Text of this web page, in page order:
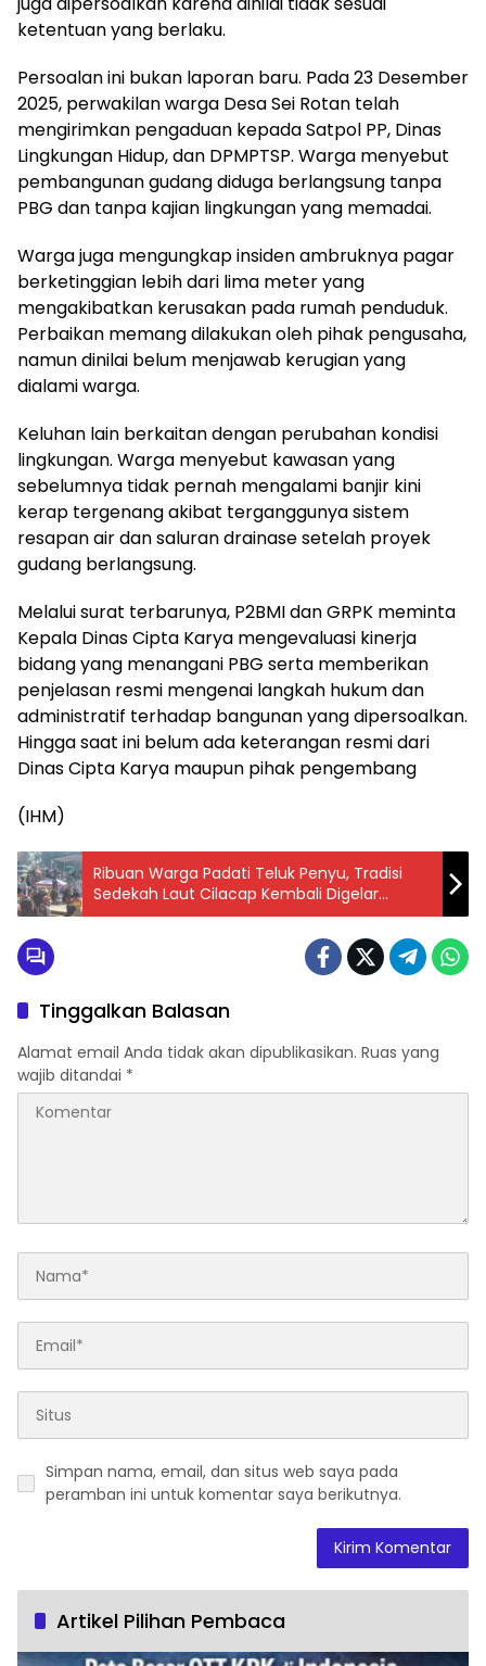
ketentuan yang berlaku.
Persoalan ini bukan laporan baru. Pada 23 Desember
2025, perwakilan warga Desa Sei Rotan telah
mengirimkan pengaduan kepada Satpol PP, Dinas
Lingkungan Hidup, dan DPMPTSP. Warga menyebut
pembangunan gudang diduga berlangsung tanpa
PBG dan tanpa kajian lingkungan yang memadai.
Warga juga mengungkap insiden ambruknya pagar
berketinggian lebih dari lima meter yang
mengakibatkan kerusakan pada rumah penduduk.
Perbaikan memang dilakukan oleh pihak pengusaha,
namun dinilai belum menjawab kerugian yang
dialami warga.
Keluhan lain berkaitan dengan perubahan kondisi
lingkungan. Warga menyebut kawasan yang
sebelumnya tidak pernah mengalami banjir kini
kerap tergenang akibat terganggunya sistem
resapan air dan saluran drainase setelah proyek
gudang berlangsung.
Melalui surat terbarunya, P2BMI dan GRPK meminta
Kepala Dinas Cipta Karya mengevaluasi kinerja
bidang yang menangani PBG serta memberikan
penjelasan resmi mengenai langkah hukum dan
administratif terhadap bangunan yang dipersoalkan.
Hingga saat ini belum ada keterangan resmi dari
Dinas Cipta Karya maupun pihak pengembang
(IHM)
Ribuan Warga Padati Teluk Penyu, Tradisi
Sedekah Laut Cilacap Kembali Digelar
dengan Penuh Khidmat
Tinggalkan Balasan
Alamat email Anda tidak akan dipublikasikan. Ruas yang
wajib ditandai *
Simpan nama, email, dan situs web saya pada
peramban ini untuk komentar saya berikutnya.
Artikel Pilihan Pembaca